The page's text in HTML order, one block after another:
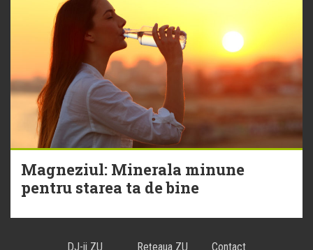
Magneziul: Minerala minune
pentru starea ta de bine
DJ-ii ZU Reţeaua ZU Contact